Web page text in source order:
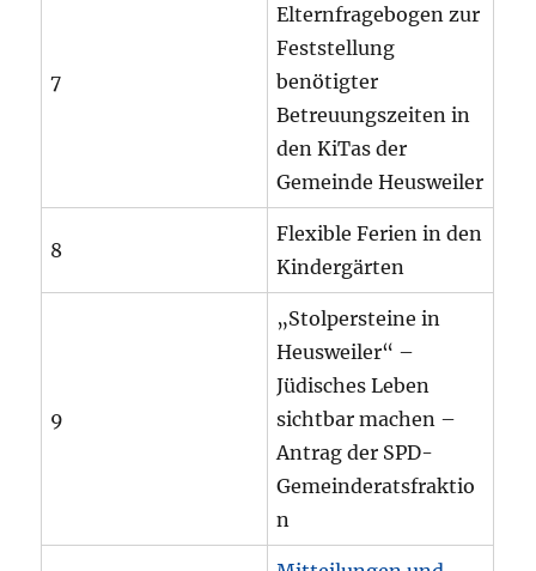
7
Elternfragebogen zur
Feststellung
benötigter
Betreuungszeiten in
den KiTas der
Gemeinde Heusweiler
8
Flexible Ferien in den
Kindergärten
9
„Stolpersteine in
Heusweiler“ –
Jüdisches Leben
sichtbar machen –
Antrag der SPD-
Gemeinderatsfraktio
n